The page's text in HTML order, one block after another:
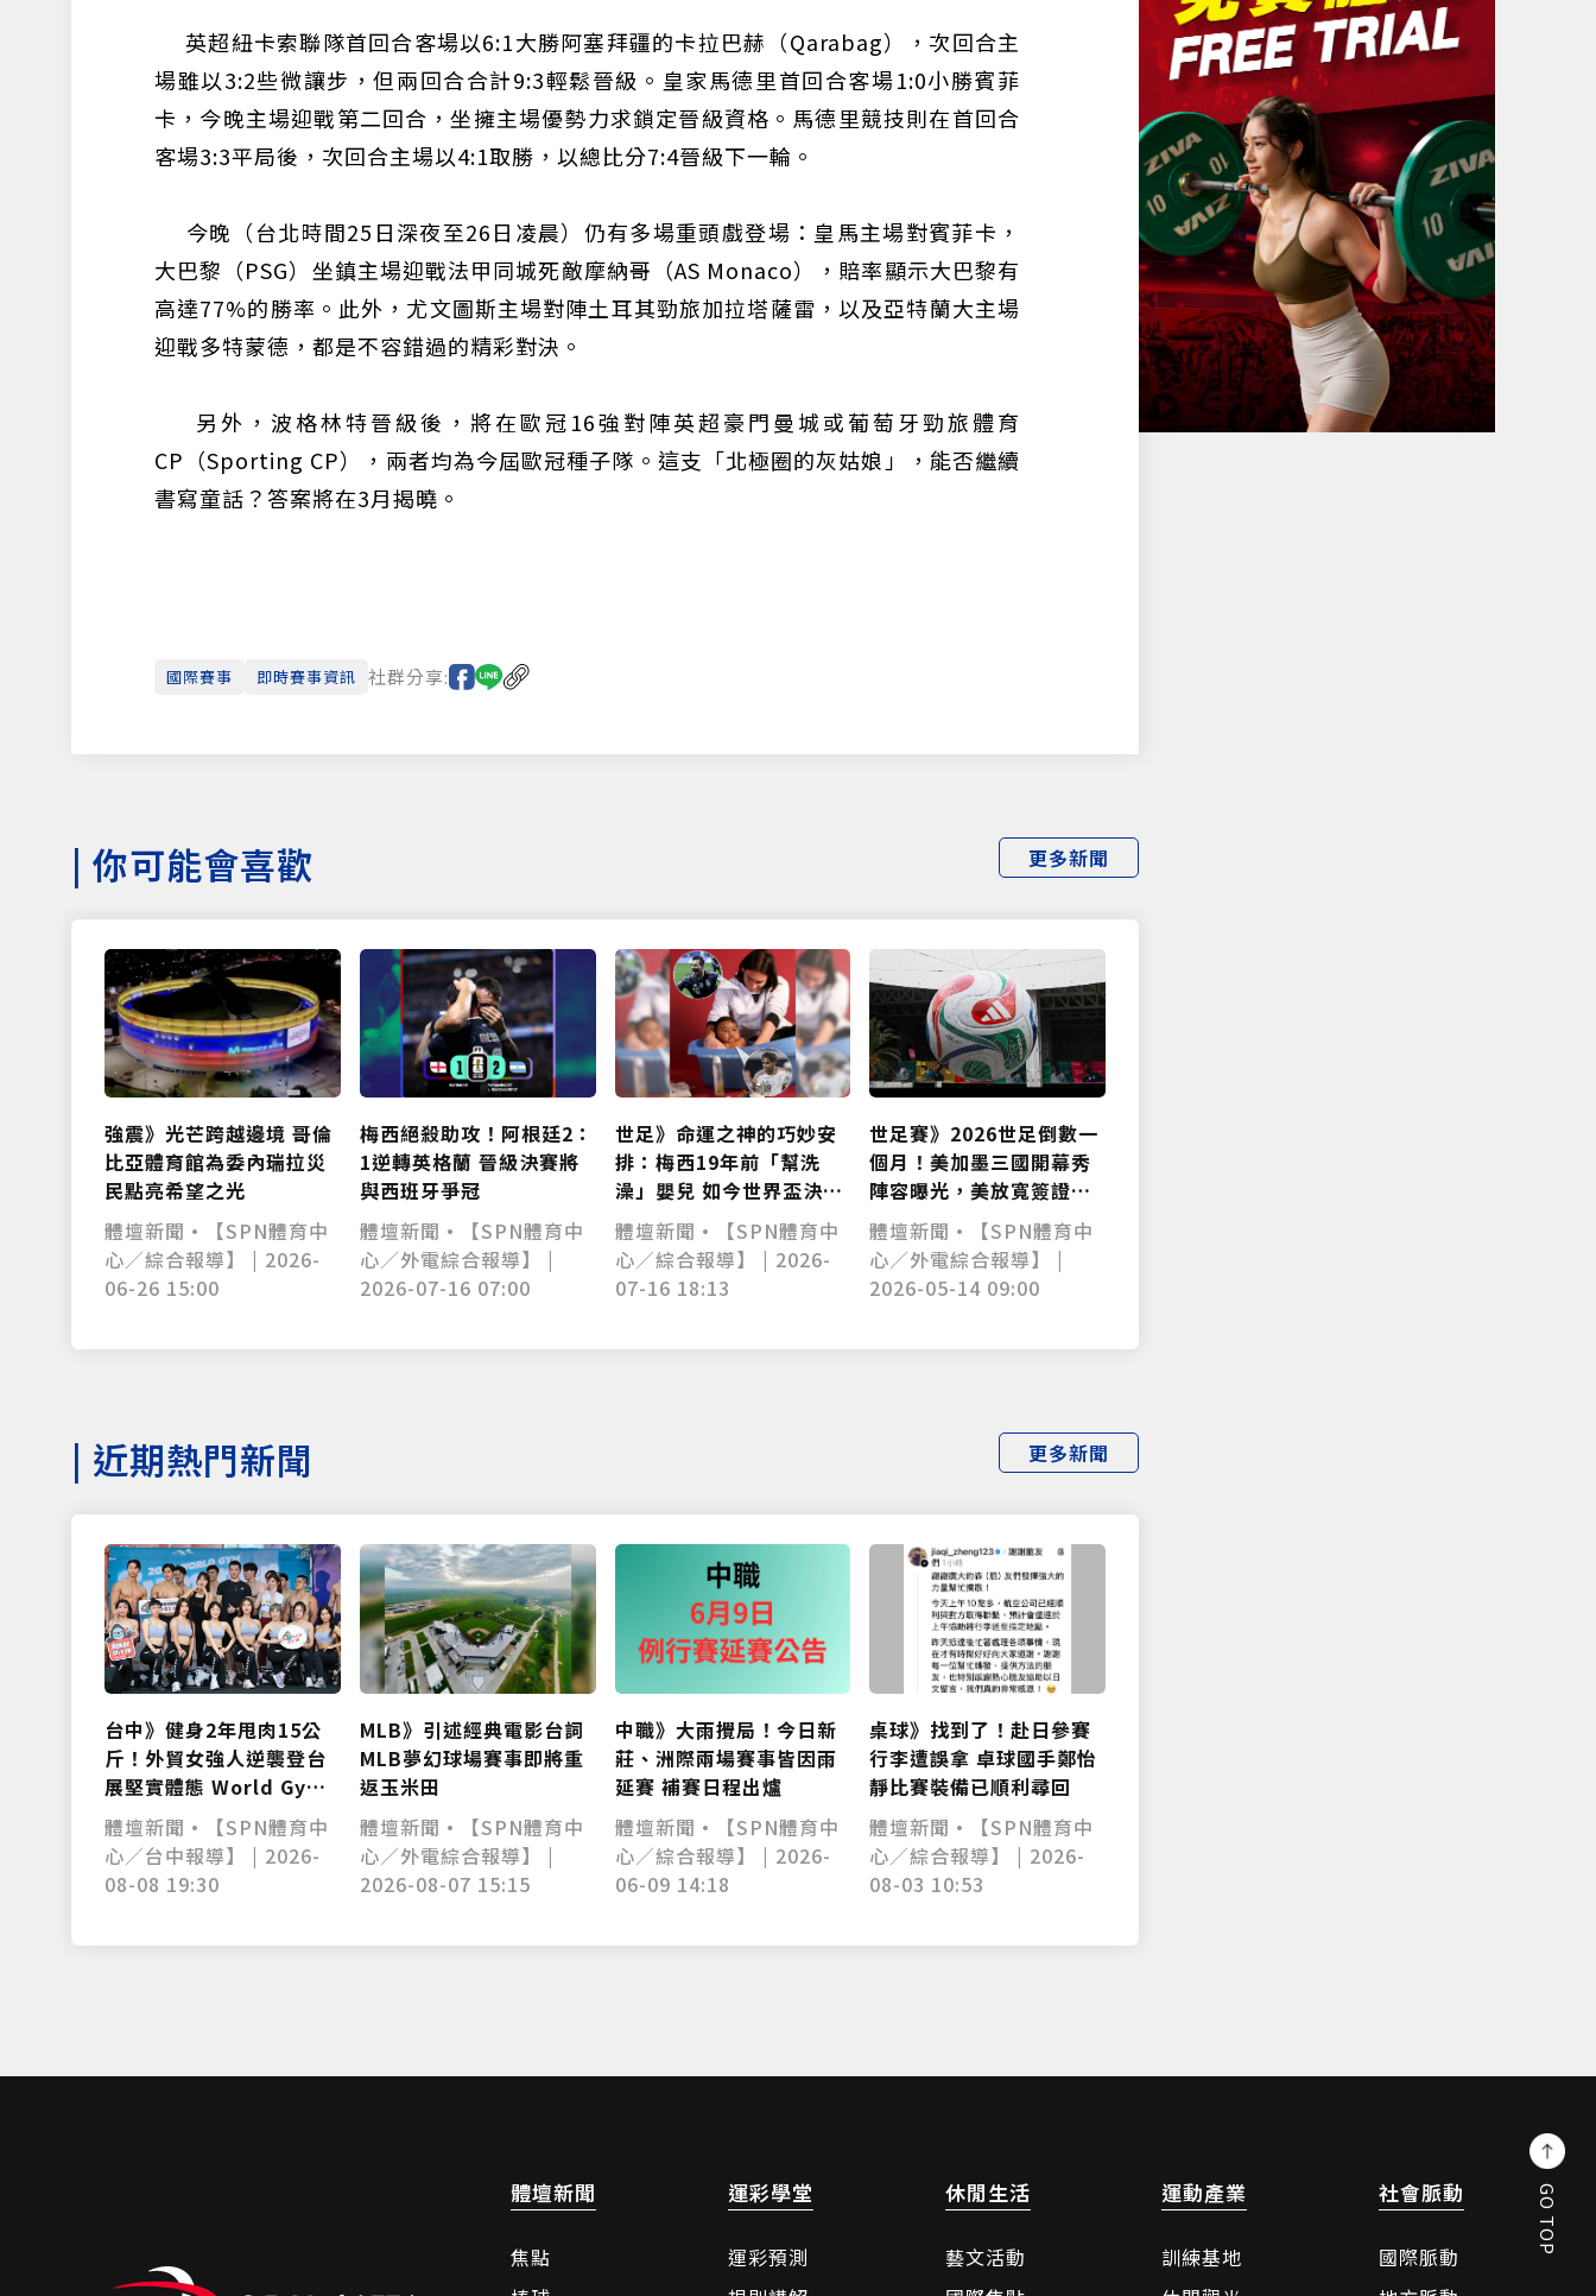
英超紐卡索聯隊首回合客場以6:1大勝阿塞拜疆的卡拉巴赫（Qarabag），次回合主
場雖以3:2些微讓步，但兩回合合計9:3輕鬆晉級。皇家馬德里首回合客場1:0小勝賓菲
卡，今晚主場迎戰第二回合，坐擁主場優勢力求鎖定晉級資格。馬德里競技則在首回合
客場3:3平局後，次回合主場以4:1取勝，以總比分7:4晉級下一輪。
今晚（台北時間25日深夜至26日凌晨）仍有多場重頭戲登場：皇馬主場對賓菲卡，
大巴黎（PSG）坐鎮主場迎戰法甲同城死敵摩納哥（AS Monaco），賠率顯示大巴黎有
高達77%的勝率。此外，尤文圖斯主場對陣土耳其勁旅加拉塔薩雷，以及亞特蘭大主場
迎戰多特蒙德，都是不容錯過的精彩對決。
另外，波格林特晉級後，將在歐冠16強對陣英超豪門曼城或葡萄牙勁旅體育
CP（Sporting CP），兩者均為今屆歐冠種子隊。這支「北極圈的灰姑娘」，能否繼續
書寫童話？答案將在3月揭曉。
國際賽事 即時賽事資訊 社群分享:
| 你可能會喜歡 更多新聞
強震》光芒跨越邊境 哥倫
比亞體育館為委內瑞拉災
民點亮希望之光
體壇新聞•【SPN體育中
心／綜合報導】 | 2026-
06-26 15:00
梅西絕殺助攻！阿根廷2：
1逆轉英格蘭 晉級決賽將
與西班牙爭冠
體壇新聞•【SPN體育中
心／外電綜合報導】 |
2026-07-16 07:00
世足》命運之神的巧妙安
排：梅西19年前「幫洗
澡」嬰兒 如今世界盃決賽
與亞馬爾上演對決
體壇新聞•【SPN體育中
心／綜合報導】 | 2026-
07-16 18:13
世足賽》2026世足倒數一
個月！美加墨三國開幕秀
陣容曝光，美放寬簽證保
證金助攻全球球迷
體壇新聞•【SPN體育中
心／外電綜合報導】 |
2026-05-14 09:00
| 近期熱門新聞 更多新聞
台中》健身2年甩肉15公
斤！外貿女強人逆襲登台
展堅實體態 World Gym
盛事移師台中開戰
體壇新聞•【SPN體育中
心／台中報導】 | 2026-
08-08 19:30
MLB》引述經典電影台詞
MLB夢幻球場賽事即將重
返玉米田
體壇新聞•【SPN體育中
心／外電綜合報導】 |
2026-08-07 15:15
中職》大雨攪局！今日新
莊、洲際兩場賽事皆因雨
延賽 補賽日程出爐
體壇新聞•【SPN體育中
心／綜合報導】 | 2026-
06-09 14:18
桌球》找到了！赴日參賽
行李遭誤拿 卓球國手鄭怡
靜比賽裝備已順利尋回
體壇新聞•【SPN體育中
心／綜合報導】 | 2026-
08-03 10:53
體壇新聞
焦點
運彩學堂
運彩預測
休閒生活
藝文活動
運動產業
訓練基地
社會脈動
國際脈動
GO TOP